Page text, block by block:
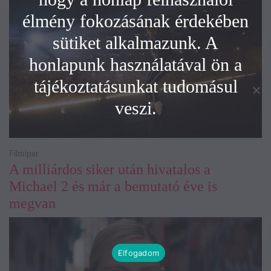
A milliárdos siker után hivatalos a
Michael 2 és már a bemutató éve is
megvan
Filmipar
élmény fokozásának érdekében
sütiket alkalmazunk. A
honlapunk használatával ön a
tájékoztatásunkat tudomásul
veszi.
Elfogadom